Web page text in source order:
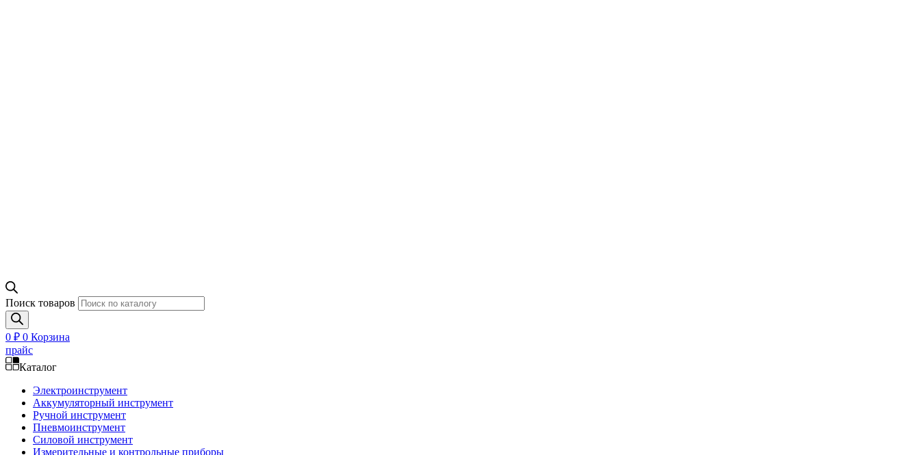
Поиск товаров
0 ₽ 0 Корзина
прайс
Каталог
Электроинструмент
Аккумуляторный инструмент
Ручной инструмент
Пневмоинструмент
Силовой инструмент
Измерительные и контрольные приборы